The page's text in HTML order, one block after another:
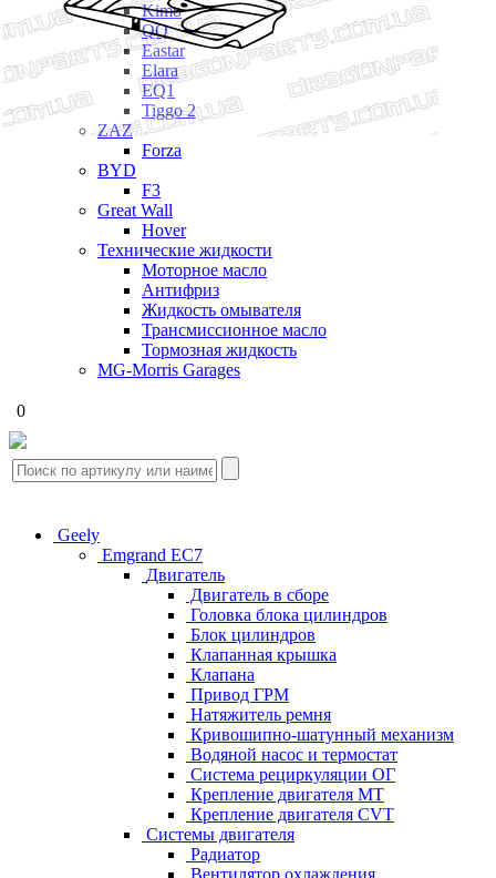
Kimo
QQ
Eastar
Elara
EQ1
Tiggo 2
ZAZ
Forza
BYD
F3
Great Wall
Hover
Технические жидкости
Моторное масло
Антифриз
Жидкость омывателя
Трансмиссионное масло
Тормозная жидкость
MG-Morris Garages
0
Geely
Emgrand EC7
Двигатель
Двигатель в сборе
Головка блока цилиндров
Блок цилиндров
Клапанная крышка
Клапана
Привод ГРМ
Натяжитель ремня
Кривошипно-шатунный механизм
Водяной насос и термостат
Система рециркуляции ОГ
Крепление двигателя MT
Крепление двигателя CVT
Системы двигателя
Радиатор
Вентилятор охлаждения